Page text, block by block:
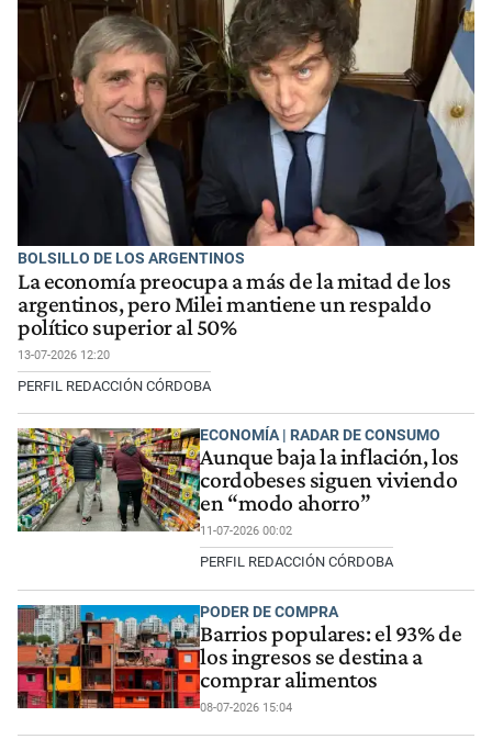
BOLSILLO DE LOS ARGENTINOS
La economía preocupa a más de la mitad de los
argentinos, pero Milei mantiene un respaldo
político superior al 50%
13-07-2026 12:20
PERFIL REDACCIÓN CÓRDOBA
ECONOMÍA | RADAR DE CONSUMO
Aunque baja la inflación, los
cordobeses siguen viviendo
en “modo ahorro”
11-07-2026 00:02
PERFIL REDACCIÓN CÓRDOBA
PODER DE COMPRA
Barrios populares: el 93% de
los ingresos se destina a
comprar alimentos
08-07-2026 15:04